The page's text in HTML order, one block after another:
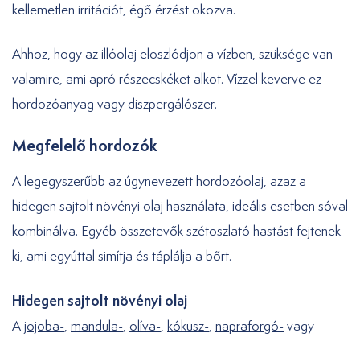
kellemetlen irritációt, égő érzést okozva.
Ahhoz, hogy az illóolaj eloszlódjon a vízben, szüksége van
valamire, ami apró részecskéket alkot. Vízzel keverve ez
hordozóanyag vagy diszpergálószer.
Megfelelő hordozók
A legegyszerűbb az úgynevezett hordozóolaj, azaz a
hidegen sajtolt növényi olaj használata, ideális esetben sóval
kombinálva. Egyéb összetevők szétoszlató hastást fejtenek
ki, ami egyúttal simítja és táplálja a bőrt.
Hidegen sajtolt növényi olaj
Ajojoba-, mandula-, olíva-, kókusz-, napraforgó-vagy